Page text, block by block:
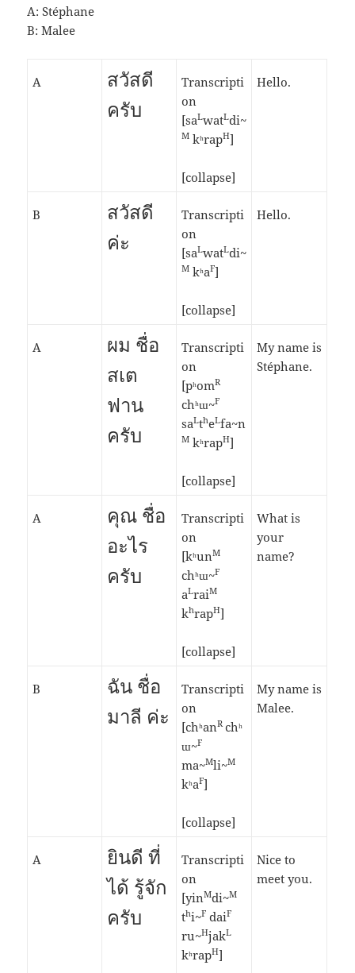
A: Stéphane
B: Malee
A
สวัสดี
ครับ
Transcripti
on
[saLwatLdi~
M kʰrapH]
[collapse]
Hello.
B
สวัสดี
ค่ะ
Transcripti
on
[saLwatLdi~
M kʰaF]
[collapse]
Hello.
A
ผม ชื่อ
สเต
ฟาน
ครับ
Transcripti
on
[pʰomR
chʰɯ~F
saLtheLfa~n
M kʰrapH]
[collapse]
My name is
Stéphane.
A
คุณ ชื่อ
อะไร
ครับ
Transcripti
on
[kʰunM
chʰɯ~F
aLraiM
khrapH]
[collapse]
What is
your
name?
B
ฉัน ชื่อ
มาลี ค่ะ
Transcripti
on
[chʰanRchʰ
ɯ~F
ma~Mli~M
kʰaF]
[collapse]
My name is
Malee.
A
ยินดี ที่
ได้ รู้จัก
ครับ
Transcripti
on
[yinMdi~M
thi~F daiF
ru~HjakL
kʰrapH]
Nice to
meet you.